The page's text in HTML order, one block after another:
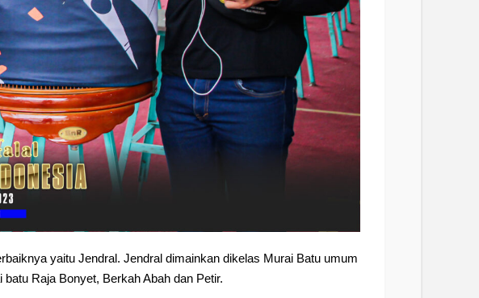
yaitu Jendral. Jendral dimainkan dikelas Murai Batu umum
Raja Bonyet, Berkah Abah dan Petir.